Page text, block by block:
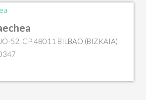
52, CP 48011 BILBAO (BIZKAIA)